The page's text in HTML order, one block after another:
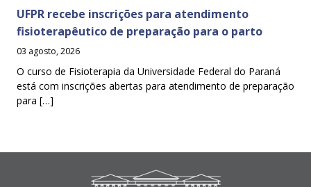
UFPR recebe inscrições para atendimento
fisioterapêutico de preparação para o parto
03 agosto, 2026
O curso de Fisioterapia da Universidade Federal do Paraná
está com inscrições abertas para atendimento de preparação
para […]